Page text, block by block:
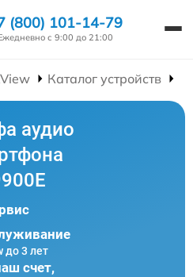
(800) 101-14-79
с 9:00 до 21:00
Каталог устройств
аудио
до 3 лет
счет,